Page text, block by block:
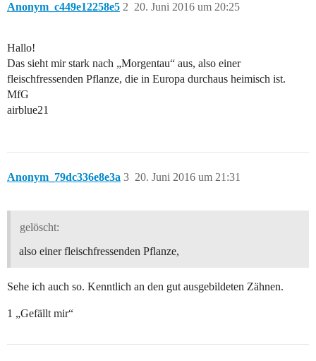
Anonym_c449e12258e5 20. Juni 2016 um 20:25
2
Hallo!
Das sieht mir stark nach „Morgentau“ aus, also einer
fleischfressenden Pflanze, die in Europa durchaus heimisch ist.
MfG
airblue21
Anonym_79dc336e8e3a 20. Juni 2016 um 21:31
3
gelöscht:
also einer fleischfressenden Pflanze,
Sehe ich auch so. Kenntlich an den gut ausgebildeten Zähnen.
1 „Gefällt mir“